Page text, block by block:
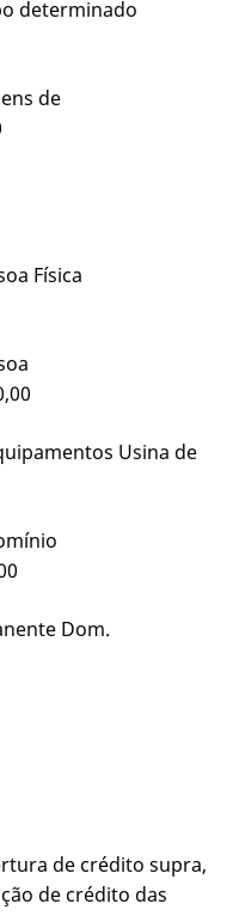
determinado
de
de consumo
Pessoa Física
Usina de
Dom.
–
de crédito supra,
de crédito das